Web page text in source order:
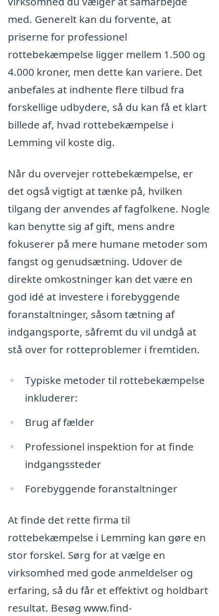
med. Generelt kan du forvente, at
priserne for professionel
rottebekæmpelse ligger mellem 1.500 og
4.000 kroner, men dette kan variere. Det
anbefales at indhente flere tilbud fra
forskellige udbydere, så du kan få et klart
billede af, hvad rottebekæmpelse i
Lemming vil koste dig.
Når du overvejer rottebekæmpelse, er
det også vigtigt at tænke på, hvilken
tilgang der anvendes af fagfolkene. Nogle
kan benytte sig af gift, mens andre
fokuserer på mere humane metoder som
fangst og genudsætning. Udover de
direkte omkostninger kan det være en
god idé at investere i forebyggende
foranstaltninger, såsom tætning af
indgangsporte, såfremt du vil undgå at
stå over for rotteproblemer i fremtiden.
Typiske metoder til rottebekæmpelse
inkluderer:
Brug af fælder
Professionel inspektion for at finde
indgangssteder
Forebyggende foranstaltninger
At finde det rette firma til
rottebekæmpelse i Lemming kan gøre en
stor forskel. Sørg for at vælge en
virksomhed med gode anmeldelser og
erfaring, så du får et effektivt og holdbart
resultat. Besøg www.find-